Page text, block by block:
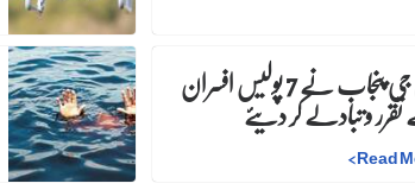
آئی جی پنجاب نے 7 پولیس افسرانو تبادلے کر دیئے
Read
>